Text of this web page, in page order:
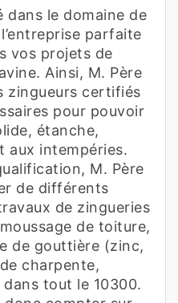
dans le domaine de
parfaite
vos projets de
Ainsi, M. Père
zingueurs certifiés
pour pouvoir
étanche,
aux intempéries.
M. Père
de différents
de zingueries
de toiture,
de gouttière (zinc,
charpente,
tout le 10300.